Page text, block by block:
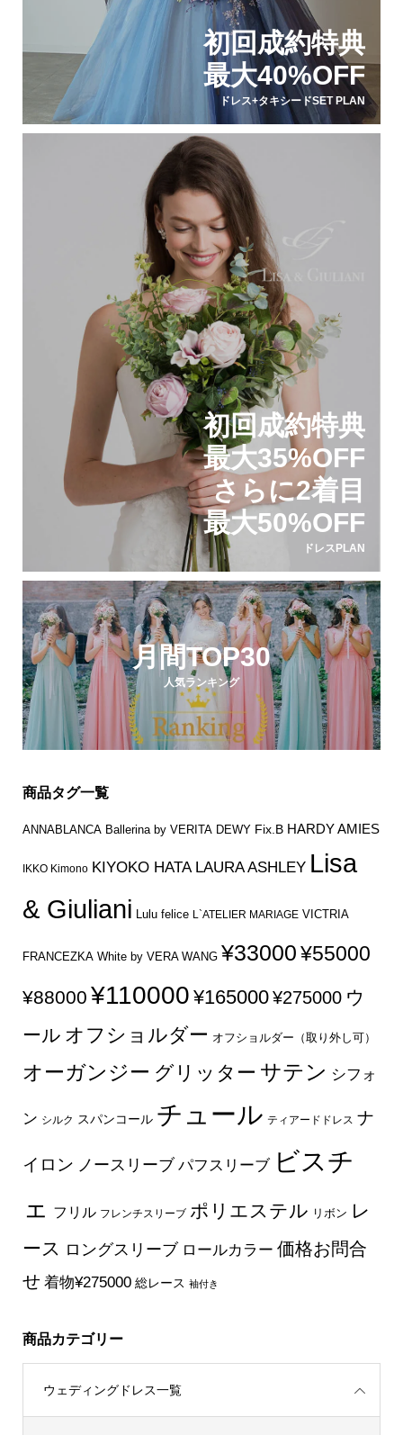
初回成約特典
最大40%OFF
ドレス+タキシードSET PLAN
初回成約特典
最大35%OFF
さらに2着目
最大50%OFF
ドレスPLAN
月間TOP30
人気ランキング
商品タグ一覧
ANNABLANCA Ballerina by VERITA DEWY Fix.B HARDY AMIES
IKKO Kimono KIYOKO HATA LAURA ASHLEY Lisa
& Giuliani
Lulu felice L`ATELIER MARIAGE VICTRIA
FRANCEZKA White by VERA WANG ¥33000¥55000
¥88000 ¥110000 ¥165000¥275000 ウ
ール オフショルダー オフショルダー（取り外し可）
オーガンジー グリッター サテン シフォ
ン シルク スパンコール チュール ティアードドレス ナ
イロン ノースリーブ パフスリーブ ビスチ
ェ フリル フレンチスリーブ ポリエステル リボン レ
ース ロングスリーブ ロールカラー 価格お問合
せ 着物¥275000 総レース 袖付き
商品カテゴリー
ウェディングドレス一覧